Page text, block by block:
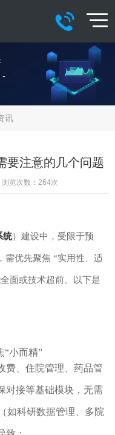
-
讯
要注意的几个问题
览次数： 264次
统）建设中，受限于预
需优先聚焦 “实用性、适
面或技术超前。以下是
“小而精”
费、住院管理、药品管
对接等基础模块，无需
如科研数据管理、多院